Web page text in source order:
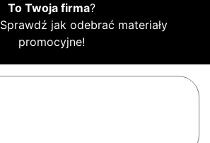
To Twoja firma?
Sprawdź jak odebrać materiały
promocyjne!